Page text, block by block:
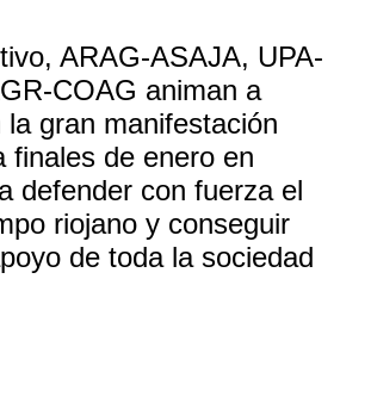
ARAG-ASAJA, UPA-
COAG animan a
la gran manifestación
finales de enero en
defender con fuerza el
riojano y conseguir
de toda la sociedad